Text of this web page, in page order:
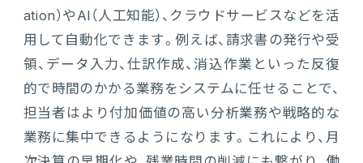
ation）やAI（人工知能）、クラウドサービスなどを活
用して自動化できます。例えば、請求書の発行や受
領、データ入力、仕訳作成、消込作業といった反復
的で時間のかかる業務をシステムに任せることで、
担当者はより付加価値の高い分析業務や戦略的な
業務に集中できるようになります。これにより、月